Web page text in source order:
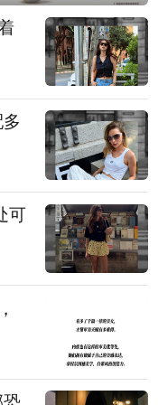
可